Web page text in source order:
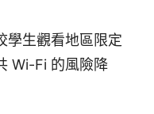
學生觀看地區限定
Wi-Fi 的風險降